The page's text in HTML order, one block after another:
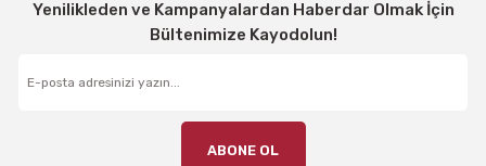
Yenilikleden ve Kampanyalardan Haberdar Olmak İçin
Bültenimize Kayodolun!
ABONE OL